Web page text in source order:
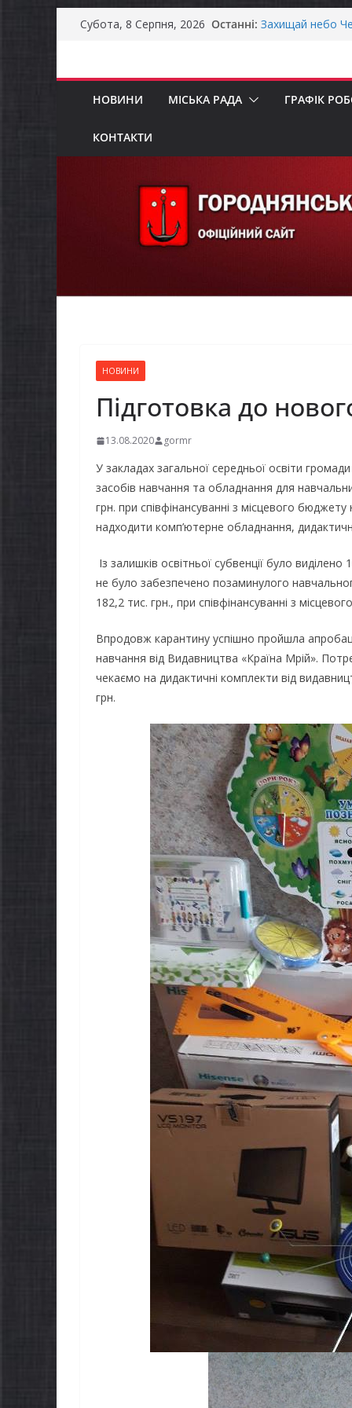
Перейти
Субота, 8 Серпня, 2026 Останні:
Уповноважений
проводить
Батьки
Останніми
ветеранського
НОВИНИ МІСЬКА РАДА ГРАФІК
КОНТАКТИ
НОВИНИ
Підготовка до
13.08.2020 gormr
У закладах загальної середньої освіти
засобів навчання та обладнання для
грн. при співфінансуванні з місцевого
надходити комп’ютерне обладнання,
Із залишків освітньої субвенції було
не було забезпечено позаминулого
182,2 тис. грн., при співфінансуванні з
Впродовж карантину успішно пройшла
навчання від Видавництва «Країна Мрій».
чекаємо на дидактичні комплекти від
грн.
НОВИНИ
Верховної
України з
проводить
щодо